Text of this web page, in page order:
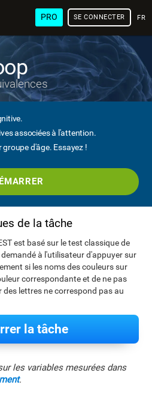
PRO SE CONNECTER
associées à l'attention.
d'âge. Essayez !
de la tâche
est basé sur le test classique de
à l'utilisateur d'appuyer sur
si les noms des couleurs sur
correspondante et de ne pas
lettres ne correspond pas au
la tâche
les variables mesurées dans
.